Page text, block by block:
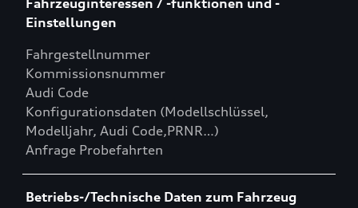
Fahrzeuginteressen / -funktionen und -
Einstellungen
Fahrgestellnummer
Kommissionsnummer
Audi Code
Konfigurationsdaten (Modellschlüssel,
Modelljahr, Audi Code,PRNR…)
Anfrage Probefahrten
Betriebs-/Technische Daten zum Fahrzeug